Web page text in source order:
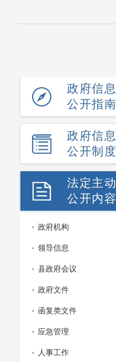
政府信息
公开指南
政府信息
公开制度
法定主动
公开内容
政府机构
领导信息
县政府会议
政府文件
函复类文件
应急管理
人事工作